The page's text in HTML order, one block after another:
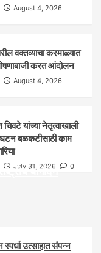
August 4, 2026
वक्तव्याचा करमाळ्यात
करत आंदोलन
August 4, 2026
यांच्या नेतृत्वाखाली
बळकटीसाठी काम
July 31, 2026 0
योगदिन
उत्साहात संपन्न